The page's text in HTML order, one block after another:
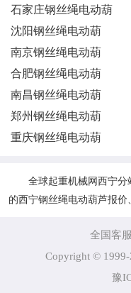
石家庄钢丝绳电动葫
沈阳钢丝绳电动葫
南京钢丝绳电动葫
合肥钢丝绳电动葫
南昌钢丝绳电动葫
郑州钢丝绳电动葫
重庆钢丝绳电动葫
全球起重机械网西宁
的西宁钢丝绳电动葫芦报价
全国客
Copyright ©
豫